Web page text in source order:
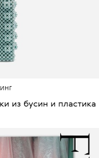
из бусин и пластика